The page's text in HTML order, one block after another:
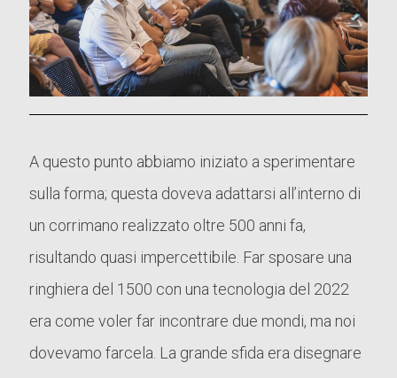
A questo punto abbiamo iniziato a sperimentare
sulla forma; questa doveva adattarsi all’interno di
un corrimano realizzato oltre 500 anni fa,
risultando quasi impercettibile. Far sposare una
ringhiera del 1500 con una tecnologia del 2022
era come voler far incontrare due mondi, ma noi
dovevamo farcela. La grande sfida era disegnare